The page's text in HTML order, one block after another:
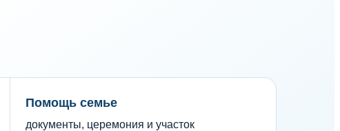
Помощь семье
документы, церемония и участок